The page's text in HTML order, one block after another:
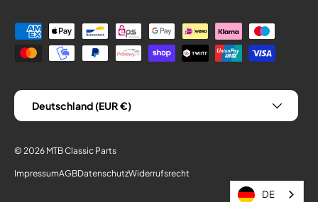
Zahlungsmethoden
Land/Region
Deutschland (EUR €)
© 2026 MTB Classic Parts
ImpressumAGBDatenschutzWiderrufsrecht
DE